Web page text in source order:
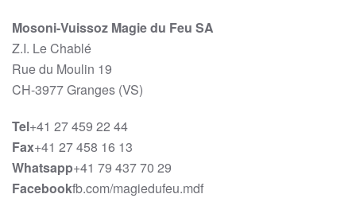
Mosoni-Vuissoz Magie du Feu SA
Z.I. Le Chablé
Rue du Moulin 19
CH-3977 Granges (VS)
Tel+41 27 459 22 44
Fax+41 27 458 16 13
Whatsapp+41 79 437 70 29
Facebookfb.com/magiedufeu.mdf